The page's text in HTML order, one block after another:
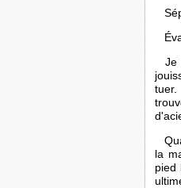
Je
la
pied